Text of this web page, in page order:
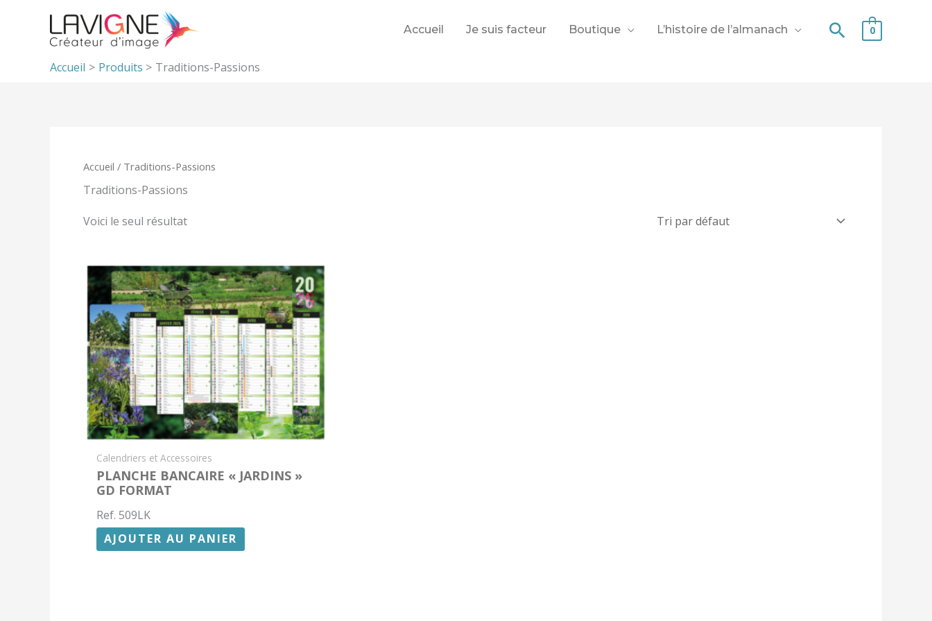
Accueil Je suis facteur Boutique L’histoire de l’almanach 0
Accueil Produits Traditions-Passions
Accueil / Traditions-Passions
Traditions-Passions
Voici le seul résultat
Calendriers et Accessoires
PLANCHE BANCAIRE « JARDINS »
GD FORMAT
Ref. 509LK
AJOUTER AU PANIER